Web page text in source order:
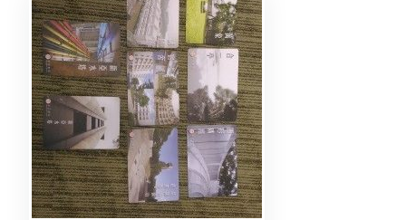
精
装
礼
盒
数
量